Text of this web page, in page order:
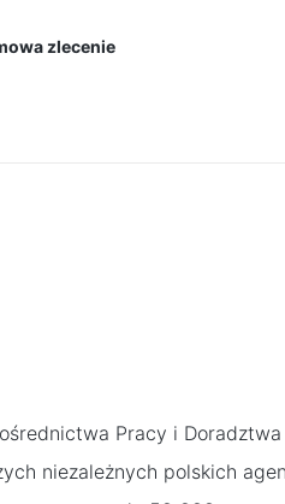
zlecenie
Pracy i Doradztwa
niezależnych polskich